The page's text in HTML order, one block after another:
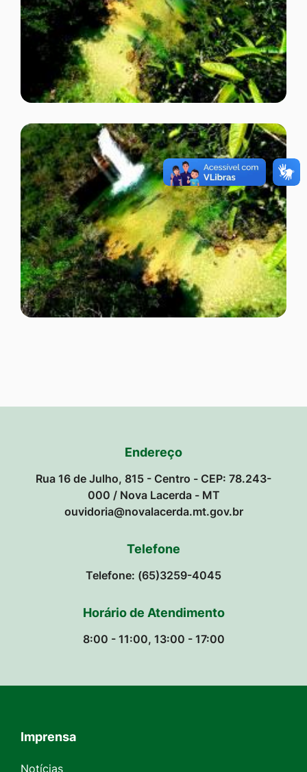
Endereço
Rua 16 de Julho, 815 - Centro - CEP: 78.243-
000 / Nova Lacerda - MT
ouvidoria@novalacerda.mt.gov.br
Telefone
Telefone: (65)3259-4045
Horário de Atendimento
8:00 - 11:00, 13:00 - 17:00
Seção do Rodapé e Contato
Imprensa
Notícias